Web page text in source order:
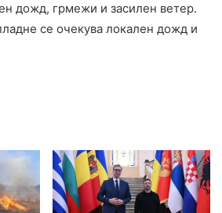
дожд, грмежи и засилен ветер.
се очекува локален дожд и